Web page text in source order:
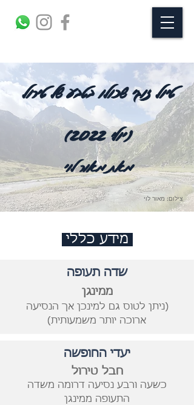
טיול זוגי שכולו בטבע של טירול
(יולי 2022)
מאת מאור לוי
צילום: מאור לוי
מידע כללי
שדה תעופה
ממינגן
(ניתן לטוס גם למינכן אך הנסיעה
ארוכה יותר משמעותית)
יעדי החופשה
חבל טירול
כשעה ורבע נסיעה דרומה משדה
התעופה ממינגן